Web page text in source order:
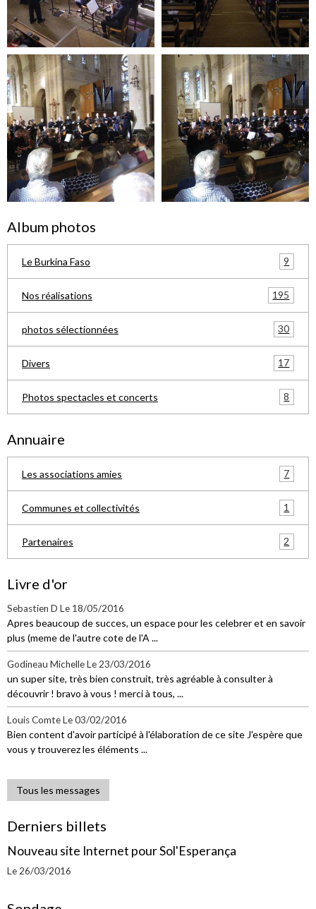
Album photos
Le Burkina Faso 9
Nos réalisations 195
photos sélectionnées 30
Divers 17
Photos spectacles et concerts 8
Annuaire
Les associations amies 7
Communes et collectivités 1
Partenaires 2
Livre d'or
Sebastien D Le 18/05/2016
Apres beaucoup de succes, un espace pour les celebrer et en savoir
plus (meme de l'autre cote de l'A ...
Godineau MichelleLe 23/03/2016
un super site, très bien construit, très agréable à consulter à
découvrir ! bravo à vous ! merci à tous, ...
Louis ComteLe 03/02/2016
Bien content d'avoir participé à l'élaboration de ce site J'espère que
vous y trouverez les éléments ...
Tous les messages
Derniers billets
Nouveau site Internet pour Sol'Esperança
Le 26/03/2016